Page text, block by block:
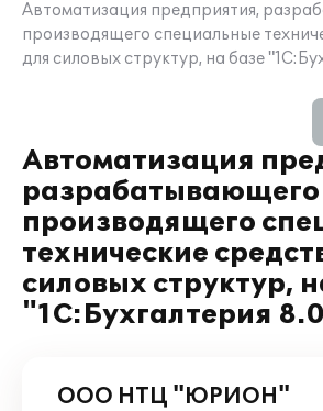
Автоматизация предприятия,
производящего специальные
для силовых структур, на базе
Автоматизация
разрабатывающего
производящего
технические
силовых структур,
"1С:Бухгалтерия
ООО НТЦ "ЮРИОН"